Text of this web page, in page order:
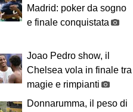
Madrid: poker da sogno
e finale conquistata
Joao Pedro show, il
Chelsea vola in finale tra
magie e rimpianti
Donnarumma, il peso di